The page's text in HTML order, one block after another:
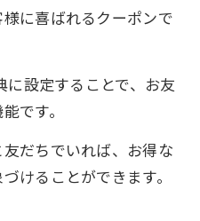
に喜ばれるクーポンで
設定することで、お友
です。
だちでいれば、お得な
けることができます。